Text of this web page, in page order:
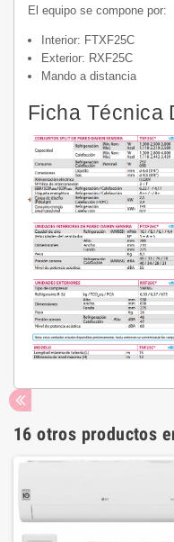
El equipo se compone por:
Interior: FTXF25C
Exterior: RXF25C
Mando a distancia
Ficha Técnica
16 otros productos